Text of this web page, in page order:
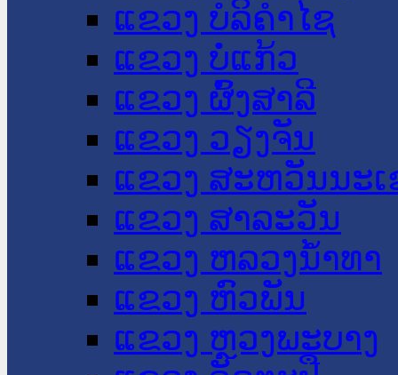
ແຂວງ ບໍລິຄໍາໄຊ
ແຂວງ ບໍ່ແກ້ວ
ແຂວງ ຜົ້ງສາລີ
ແຂວງ ວຽງຈັນ
ແຂວງ ສະຫວັນນະ
ແຂວງ ສາລະວັນ
ແຂວງ ຫລວງນໍ້າທາ
ແຂວງ ຫົວພັນ
ແຂວງ ຫຼວງພະບາງ